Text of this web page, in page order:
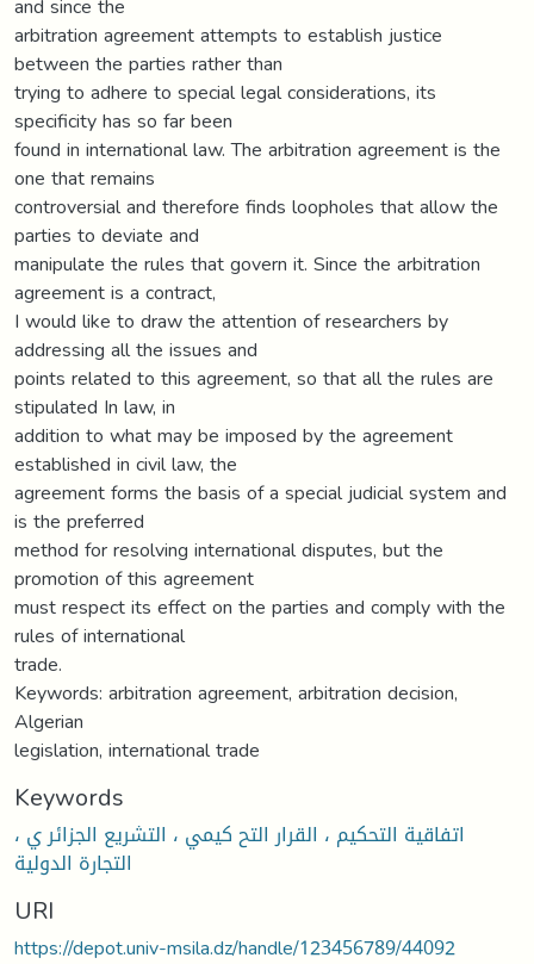
arbitration agreement attempts to establish justice
between the parties rather than
trying to adhere to special legal considerations, its
specificity has so far been
found in international law. The arbitration agreement is the
one that remains
controversial and therefore finds loopholes that allow the
parties to deviate and
manipulate the rules that govern it. Since the arbitration
agreement is a contract,
I would like to draw the attention of researchers by
addressing all the issues and
points related to this agreement, so that all the rules are
stipulated In law, in
addition to what may be imposed by the agreement
established in civil law, the
agreement forms the basis of a special judicial system and
is the preferred
method for resolving international disputes, but the
promotion of this agreement
must respect its effect on the parties and comply with the
rules of international
trade.
Keywords: arbitration agreement, arbitration decision,
Algerian
legislation, international trade
Keywords
اتفاقية التحكيم ، القرار التح كيمي ، التشريع الجزائر ي ،
التجارة الدولية
URI
https://depot.univ-msila.dz/handle/123456789/44092